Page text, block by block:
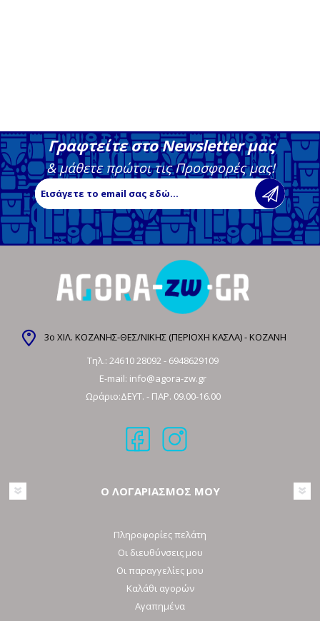
Γραφτείτε στο Newsletter μας
& μάθετε πρώτοι τις Προσφορές μας!
3ο ΧΙΛ. ΚΟΖΑΝΗΣ-ΘΕΣ/ΝΙΚΗΣ (ΠΕΡΙΟΧΗ ΚΑΣΛΑ) - ΚΟΖΑΝΗ
Τηλ.: 24610 28092- 6948629109
E-mail: info@agora-zw.gr
Ωράριο:ΔΕΥΤ. - ΠΑΡ. 09.00-16.00
Ο ΛΟΓΑΡΙΑΣΜΟΣ ΜΟΥ
Πληροφορίες πελάτη
Οι διευθύνσεις μου
Οι παραγγελίες μου
Καλάθι αγορών
Αγαπημένα